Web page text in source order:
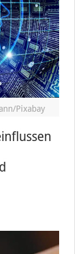
Pixabay